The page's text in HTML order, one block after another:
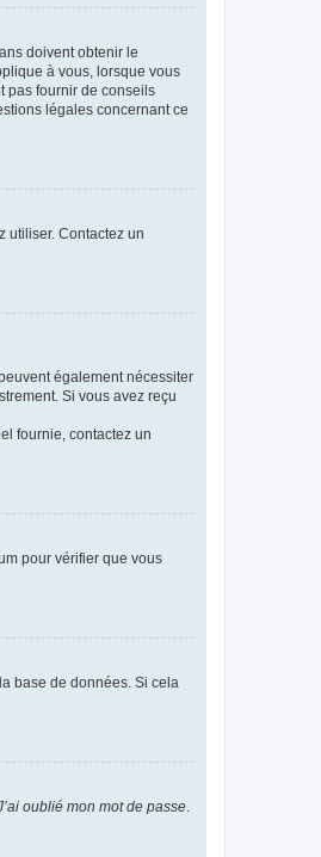
doivent obtenir le
à vous, lorsque vous
pas fournir de conseils
légales concernant ce
utiliser. Contactez un
également nécessiter
Si vous avez reçu
fournie, contactez un
pour vérifier que vous
base de données. Si cela
oublié mon mot de passe